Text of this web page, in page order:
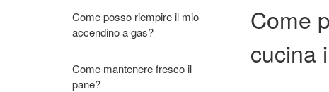
Come posso riempire il mio
accendino a gas?
Come mantenere fresco il
pane?
Come
cucina